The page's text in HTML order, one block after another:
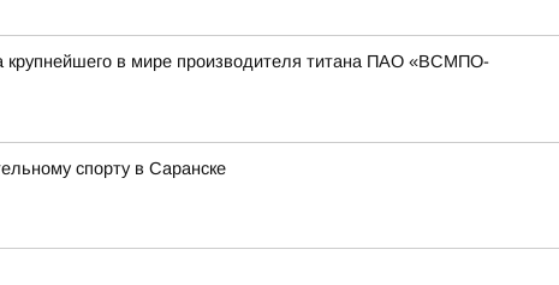
крупнейшего в мире производителя титана ПАО «ВСМПО-
спорту в Саранске